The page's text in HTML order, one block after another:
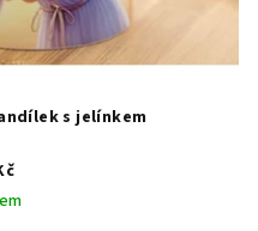
s jelínkem